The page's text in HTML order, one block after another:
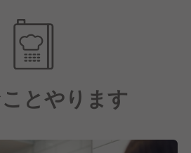
る野菜
新鮮な食材を調達しています。
日必要な分だけ店舗でカットし
鮮なおいしさを楽しめます。
ッパーチーズ』
とやります